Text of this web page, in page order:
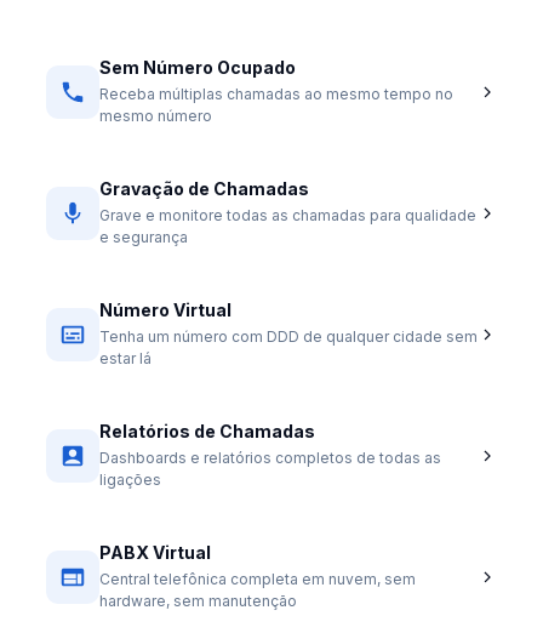
Sem Número Ocupado
Receba múltiplas chamadas ao mesmo tempo no
mesmo número
Gravação de Chamadas
Grave e monitore todas as chamadas para qualidade
e segurança
Número Virtual
Tenha um número com DDD de qualquer cidade sem
estar lá
Relatórios de Chamadas
Dashboards e relatórios completos de todas as
ligações
PABX Virtual
Central telefônica completa em nuvem, sem
hardware, sem manutenção